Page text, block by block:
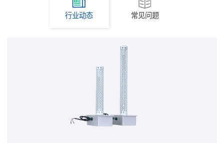
行业动态 常见问题